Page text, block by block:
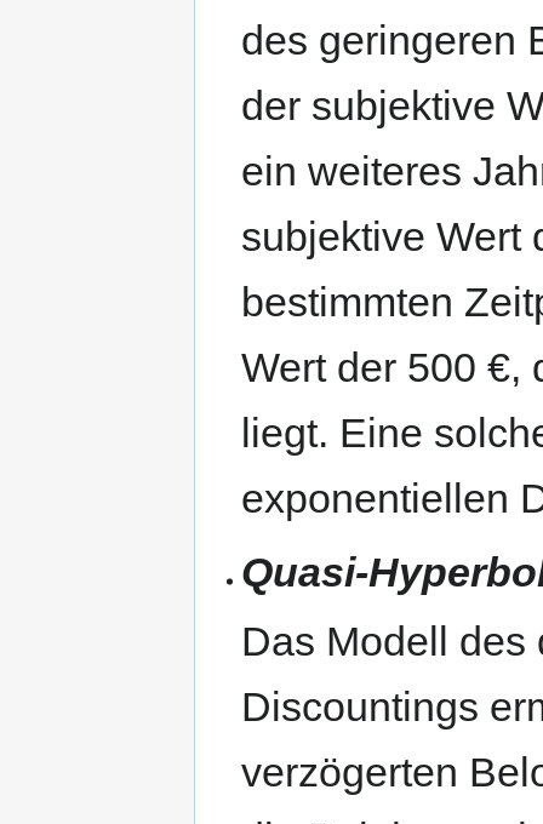
des geringeren
der subjektive
ein weiteres
subjektive Wert
bestimmten
Wert der 500 €,
liegt. Eine
exponentiellen
Quasi-
Das Modell des
Discountings
verzögerten